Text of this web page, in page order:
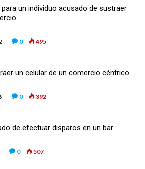
un individuo acusado de sustraer
0 495
un celular de un comercio céntrico
0 392
de efectuar disparos en un bar
0 507